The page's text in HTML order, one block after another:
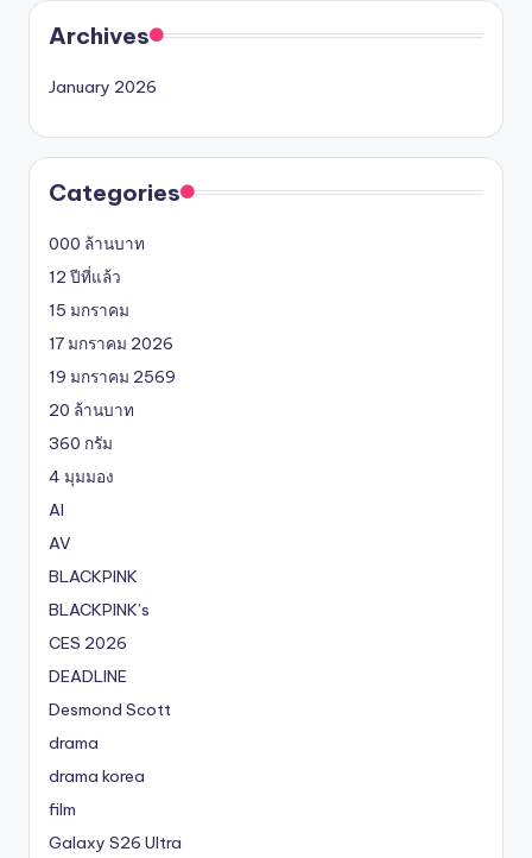
Archives
January 2026
Categories
000 ล้านบาท
12 ปีที่แล้ว
15 มกราคม
17 มกราคม 2026
19 มกราคม 2569
20 ล้านบาท
360 กรัม
4 มุมมอง
AI
AV
BLACKPINK
BLACKPINK’s
CES 2026
DEADLINE
Desmond Scott
drama
drama korea
film
Galaxy S26 Ultra